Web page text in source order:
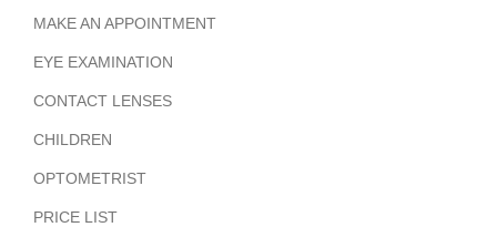
MAKE AN APPOINTMENT
EYE EXAMINATION
CONTACT LENSES
CHILDREN
OPTOMETRIST
PRICE LIST